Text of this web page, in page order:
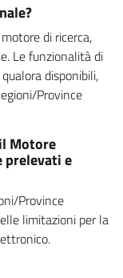
di ricerca,
Le funzionalità di
disponibili,
Province
Motore
prelevati e
Province
limitazioni per la